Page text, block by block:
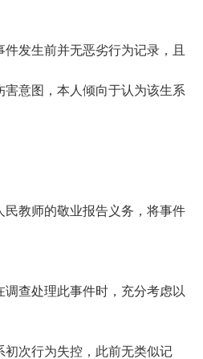
发生前并无恶劣行为记录，且
意图，本人倾向于认为该生系
教师的敬业报告义务，将事件
查处理此事件时，充分考虑以
次行为失控，此前无类似记